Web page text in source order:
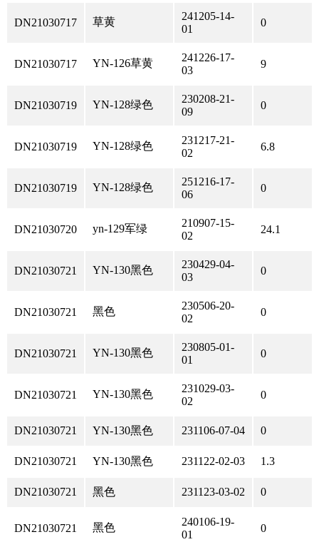
DN21030717 草黄
241205-14-
01
0
DN21030717 YN-126草黄
241226-17-
03
9
DN21030719 YN-128绿色
230208-21-
09
0
DN21030719 YN-128绿色
231217-21-
02
6.8
DN21030719 YN-128绿色
251216-17-
06
0
DN21030720 yn-129军绿
210907-15-
02
24.1
DN21030721 YN-130黑色
230429-04-
03
0
DN21030721 黑色
230506-20-
02
0
DN21030721 YN-130黑色
230805-01-
01
0
DN21030721 YN-130黑色
231029-03-
02
0
DN21030721 YN-130黑色 231106-07-04 0
DN21030721 YN-130黑色 231122-02-03 1.3
DN21030721 黑色 231123-03-02 0
DN21030721 黑色
240106-19-
01
0